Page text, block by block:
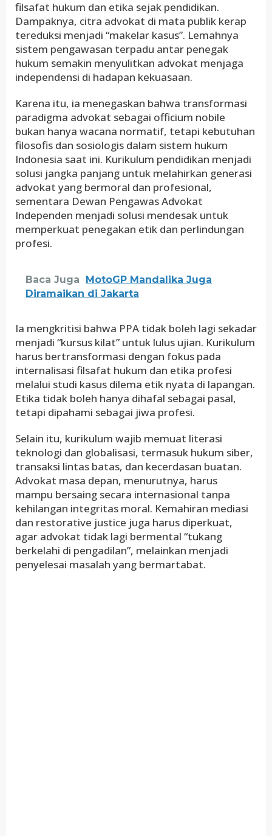
filsafat hukum dan etika sejak pendidikan.
Dampaknya, citra advokat di mata publik kerap
tereduksi menjadi “makelar kasus”. Lemahnya
sistem pengawasan terpadu antar penegak
hukum semakin menyulitkan advokat menjaga
independensi di hadapan kekuasaan.
Karena itu, ia menegaskan bahwa transformasi
paradigma advokat sebagai officium nobile
bukan hanya wacana normatif, tetapi kebutuhan
filosofis dan sosiologis dalam sistem hukum
Indonesia saat ini. Kurikulum pendidikan menjadi
solusi jangka panjang untuk melahirkan generasi
advokat yang bermoral dan profesional,
sementara Dewan Pengawas Advokat
Independen menjadi solusi mendesak untuk
memperkuat penegakan etik dan perlindungan
profesi.
Baca Juga
MotoGP Mandalika Juga
Diramaikan di Jakarta
Ia mengkritisi bahwa PPA tidak boleh lagi sekadar
menjadi “kursus kilat” untuk lulus ujian. Kurikulum
harus bertransformasi dengan fokus pada
internalisasi filsafat hukum dan etika profesi
melalui studi kasus dilema etik nyata di lapangan.
Etika tidak boleh hanya dihafal sebagai pasal,
tetapi dipahami sebagai jiwa profesi.
Selain itu, kurikulum wajib memuat literasi
teknologi dan globalisasi, termasuk hukum siber,
transaksi lintas batas, dan kecerdasan buatan.
Advokat masa depan, menurutnya, harus
mampu bersaing secara internasional tanpa
kehilangan integritas moral. Kemahiran mediasi
dan restorative justice juga harus diperkuat,
agar advokat tidak lagi bermental “tukang
berkelahi di pengadilan”, melainkan menjadi
penyelesai masalah yang bermartabat.